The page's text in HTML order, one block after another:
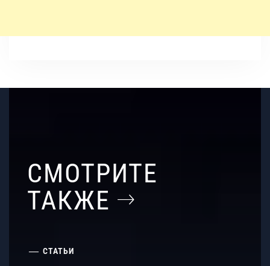
СМОТРИТЕ
ТАКЖЕ
СТАТЬИ